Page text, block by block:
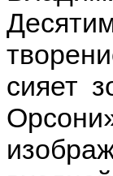
сияет